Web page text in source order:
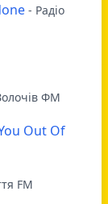
- Радіо
ФМ
Out Of
FM